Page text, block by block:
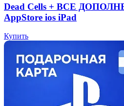
Dead Cells + ВСЕ
AppStore ios iPad
Купить